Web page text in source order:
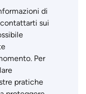
di
sui
Per
pratiche